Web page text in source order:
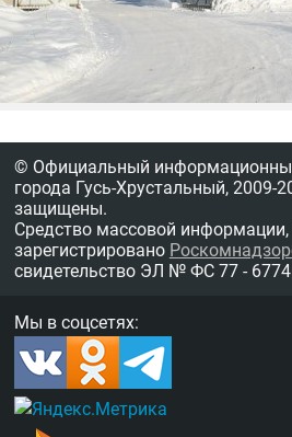
© Официальный
города Гусь-Хрустальный, 2009-
защищены.
Средство массовой информации,
зарегистрировано
свидетельство ЭЛ № ФС 77 -
Мы в соцсетях: